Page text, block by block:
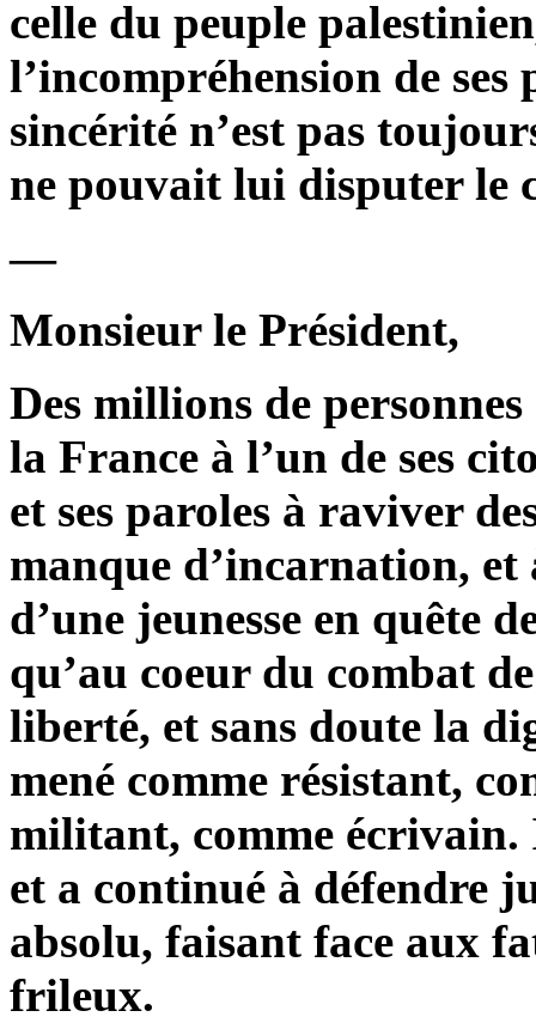
celle du peuple
l’incompréhension de
sincérité n’est pas
ne pouvait lui disputer le
—
Monsieur le Président,
Des millions de
la France à l’un de ses
et ses paroles à raviver
manque d’incarnation,
d’une jeunesse en quête
qu’au coeur du combat
liberté, et sans doute la
mené comme résistant,
militant, comme écrivain.
et a continué à défendre
absolu, faisant face aux
frileux.